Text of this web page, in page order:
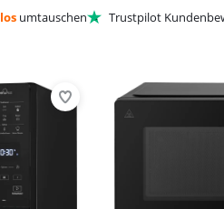
umtauschen Trustpilot